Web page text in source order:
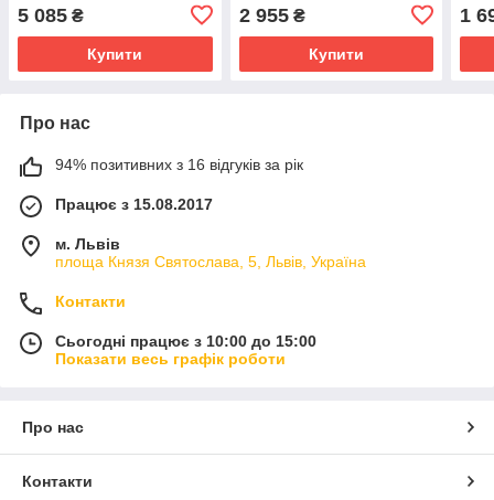
5 085 ₴
Купити
2 955₴
Купити
1
Про нас
94% позитивних з 16 відгуків за рік
Працює з 15.08.2017
м. Львів
площа Князя Святослава, 5, Львів, Україна
Контакти
Сьогодні працює з 10:00 до 15:00
Показати весь графік роботи
Про нас
Контакти